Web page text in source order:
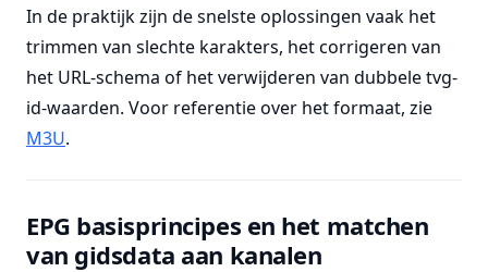
In de praktijk zijn de snelste oplossingen vaak het
trimmen van slechte karakters, het corrigeren van
het URL-schema of het verwijderen van dubbele tvg-
id-waarden. Voor referentie over het formaat, zie
M3U.
EPG basisprincipes en het matchen
van gidsdata aan kanalen